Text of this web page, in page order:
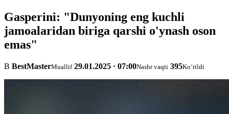
Gasperini: "Dunyoning eng kuchli
jamoalaridan biriga qarshi o'ynash oson
emas"
B BestMasterMuallif 29.01.2025 · 07:00Nashr vaqti 395Ko‘rildi